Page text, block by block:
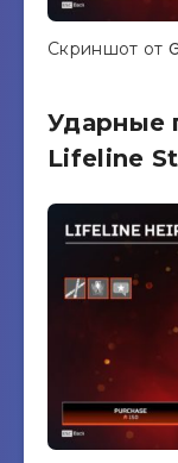
Скриншот от
Ударные
Lifeline